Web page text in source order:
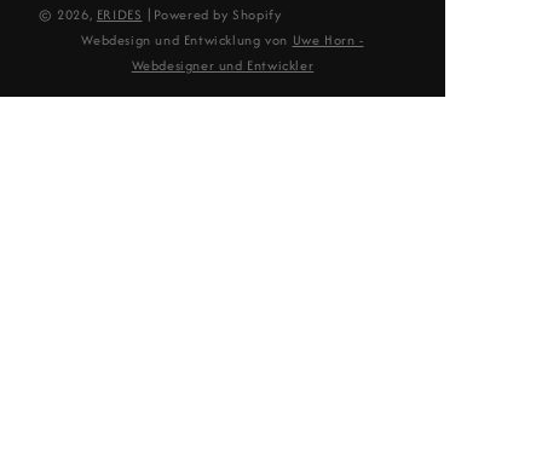
© 2026, ERIDES | Powered by Shopify
Webdesign und Entwicklung von Uwe Horn -
Webdesigner und Entwickler